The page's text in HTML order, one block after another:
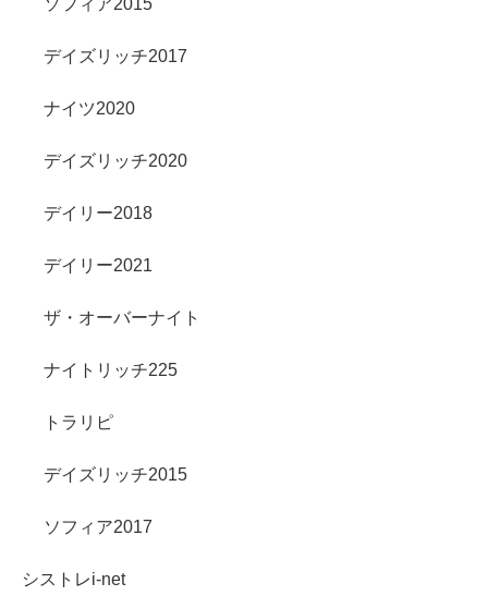
ソフィア2015
デイズリッチ2017
ナイツ2020
デイズリッチ2020
デイリー2018
デイリー2021
ザ・オーバーナイト
ナイトリッチ225
トラリピ
デイズリッチ2015
ソフィア2017
シストレi-net